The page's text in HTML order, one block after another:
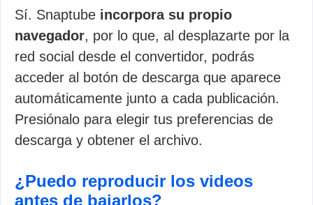
Sí. Snaptube incorpora su propio
navegador, por lo que, al desplazarte por la
red social desde el convertidor, podrás
acceder al botón de descarga que aparece
automáticamente junto a cada publicación.
Presiónalo para elegir tus preferencias de
descarga y obtener el archivo.
¿Puedo reproducir los videos
antes de bajarlos?